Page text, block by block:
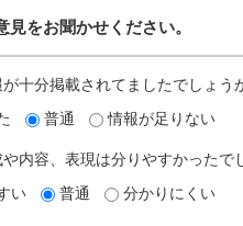
見をお聞かせください。
十分掲載されてましたでしょう
普通 情報が足りない
内容、表現は分りやすかったで
い
普通 分かりにくい